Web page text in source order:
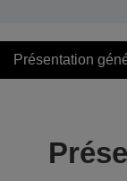
Présentation